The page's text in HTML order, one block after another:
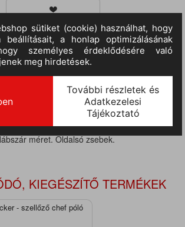
MÉRETTÁBLÁZAT
35% pamut. Fekete, fekete / fehér
fekete / szürke csíkos 203g/m2. Uniszex
rugalmas derék, unisex méretezés,
méret. Oldalsó zsebek.
KIEGÉSZÍTŐ TERMÉKEK
- szellőző chef póló